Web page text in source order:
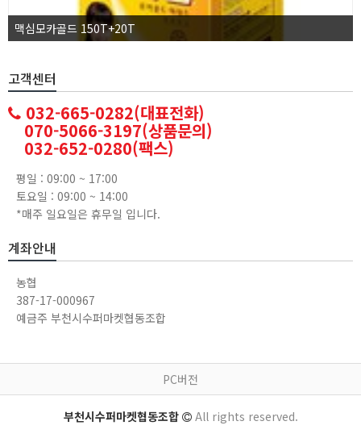
맥심모카골드 150T+20T
고객센터
032-665-0282(대표전화)
070-5066-3197(상품문의)
032-652-0280(팩스)
평일 : 09:00 ~ 17:00
토요일 : 09:00 ~ 14:00
*매주 일요일은 휴무일 입니다.
계좌안내
농협
387-17-000967
예금주 부천시수퍼마켓협동조합
PC버전
부천시수퍼마켓협동조합 All rights reserved.